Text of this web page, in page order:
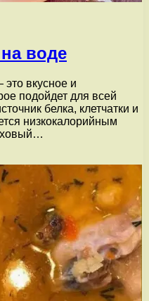
воде
вкусное и
подойдет для всей
белка, клетчатки и
низкокалорийным